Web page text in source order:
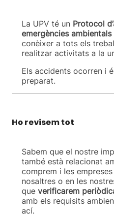
La UPV té un Protocol
emergències ambientals
conèixer a tots els
realitzar activitats a la
Els accidents ocorren i
preparat.
Ho revisem tot
Sabem que el nostre
també està relacionat
comprem i les
nosaltres o en les
que verificarem
amb els requisits
ací.